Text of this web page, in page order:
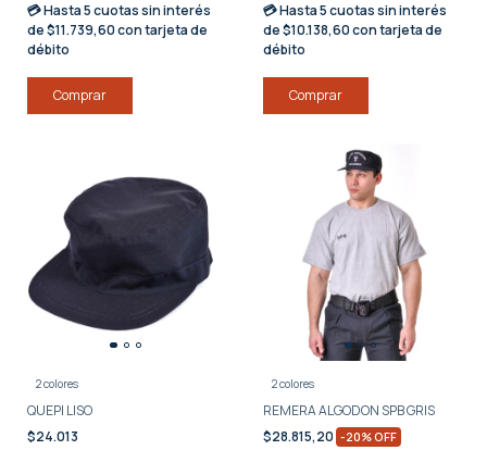
💳 Hasta5 cuotas sin interés
de $11.739,60 con tarjeta de
débito
Comprar
💳 Hasta5 cuotas sin interés
de $10.138,60 con tarjeta de
débito
Comprar
2 colores
QUEPI LISO
$24.013
2 colores
REMERA ALGODON SPB GRIS
$28.815,20 -20%OFF